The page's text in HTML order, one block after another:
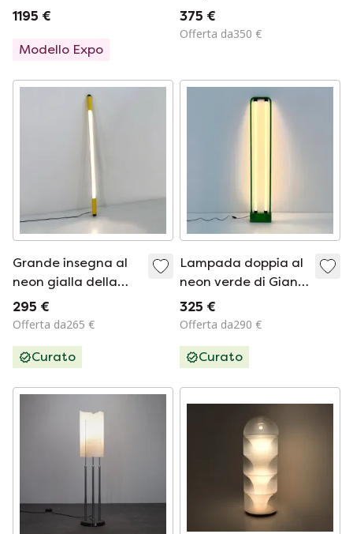
edizione limitata
1195 €
Modello Expo
Terzani con dimmer,
color bronzo
375 €
Offerta da350 €
Grande insegna al
neon gialla della
DIL, anni '80
295 €
Offerta da265 €
Curato
Lampada doppia al
neon verde di Gian
N. Gigante per
Zerbetto, anni '80
325 €
Offerta da290 €
Curato